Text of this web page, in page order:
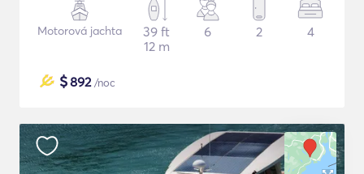
Motorová jachta
39 ft
12 m
6 2 4
$892/noc